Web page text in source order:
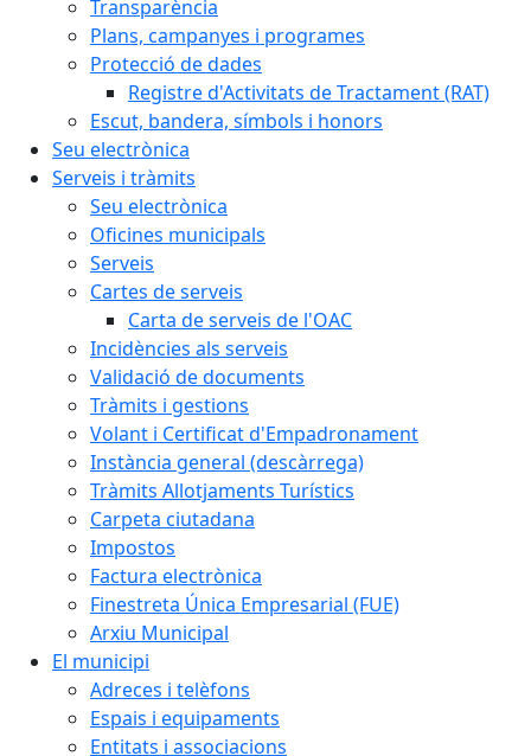
Transparència
Plans, campanyes i programes
Protecció de dades
Registre d'Activitats de Tractament (RAT)
Escut, bandera, símbols i honors
Seu electrònica
Serveis i tràmits
Seu electrònica
Oficines municipals
Serveis
Cartes de serveis
Carta de serveis de l'OAC
Incidències als serveis
Validació de documents
Tràmits i gestions
Volant i Certificat d'Empadronament
Instància general (descàrrega)
Tràmits Allotjaments Turístics
Carpeta ciutadana
Impostos
Factura electrònica
Finestreta Única Empresarial (FUE)
Arxiu Municipal
El municipi
Adreces i telèfons
Espais i equipaments
Entitats i associacions